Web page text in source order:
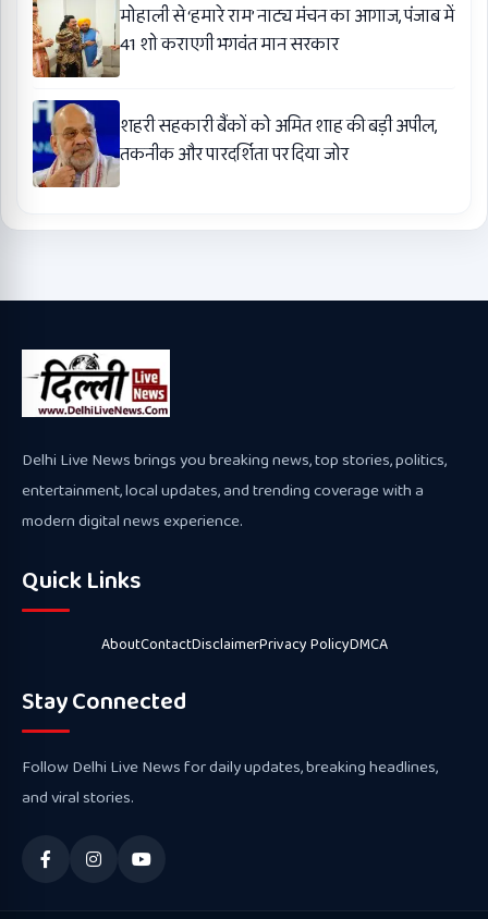
मोहाली से ‘हमारे राम’ नाट्य मंचन का आगाज, पंजाब में
41 शो कराएगी भगवंत मान सरकार
शहरी सहकारी बैंकों को अमित शाह की बड़ी अपील,
तकनीक और पारदर्शिता पर दिया जोर
Delhi Live News brings you breaking news, top stories, politics,
entertainment, local updates, and trending coverage with a
modern digital news experience.
Quick Links
AboutContactDisclaimerPrivacy PolicyDMCA
Stay Connected
Follow Delhi Live News for daily updates, breaking headlines,
and viral stories.